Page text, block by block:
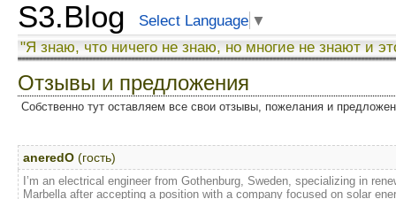
S3.Blog Select Language ▼
"Я знаю, что ничего не знаю, но многие не знают и
Отзывы и предложения
Собственно тут оставляем все свои отзывы, пожелания и
aneredO (гость)
I’m an electrical engineer from Gothenburg, Sweden, specializing in
Marbella after accepting a position with a company focused on solar